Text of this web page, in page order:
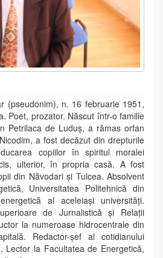
(pseudonim), n. 16 februarie 1951,
Poet, prozator. Născut într-o familie
Petrilaca de Luduș, a rămas orfan
a fost decăzut din drepturile
copiilor în spiritul moralei
ulterior, în propria casă. A fost
din Năvodari și Tulcea. Absolvent
Universitatea Politehnică din
al aceleiași universități.
de Jurnalistică și Relații
la numeroase hidrocentrale din
Redactor-șef al cotidianului
Lector la Facultatea de Energetică,